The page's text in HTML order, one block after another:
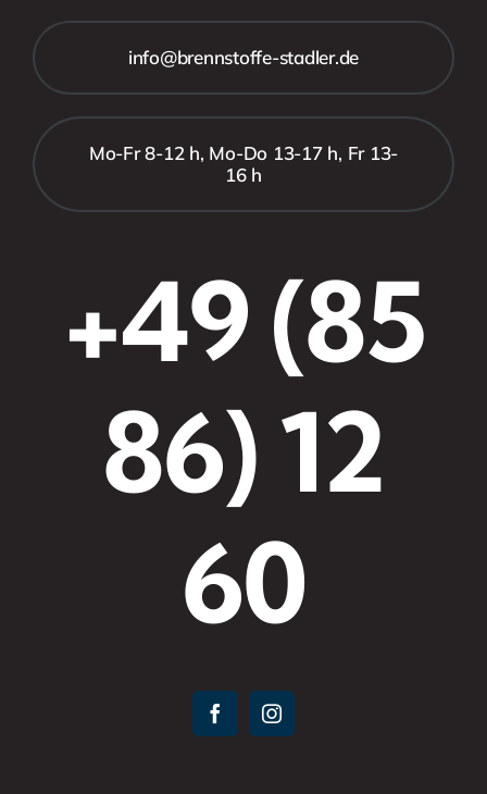
info@brennstoffe-stadler.de
Mo-Fr 8-12 h, Mo-Do 13-17 h, Fr 13-
16 h
+49 (85
86) 12
60